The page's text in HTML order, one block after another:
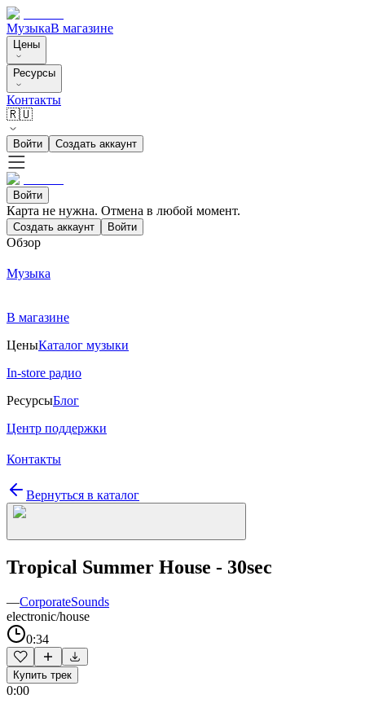
МузыкаВ магазине
Цены
Ресурсы
Контакты
🇷🇺
Войти Создать аккаунт
Войти
Карта не нужна. Отмена в любой момент.
Создать аккаунт Войти
Обзор
Музыка
В магазине
ЦеныКаталог музыки
In-store радио
РесурсыБлог
Центр поддержки
Контакты
Вернуться в каталог
Tropical Summer House - 30sec
—CorporateSounds
electronic/house
0:34
Купить трек
0:00